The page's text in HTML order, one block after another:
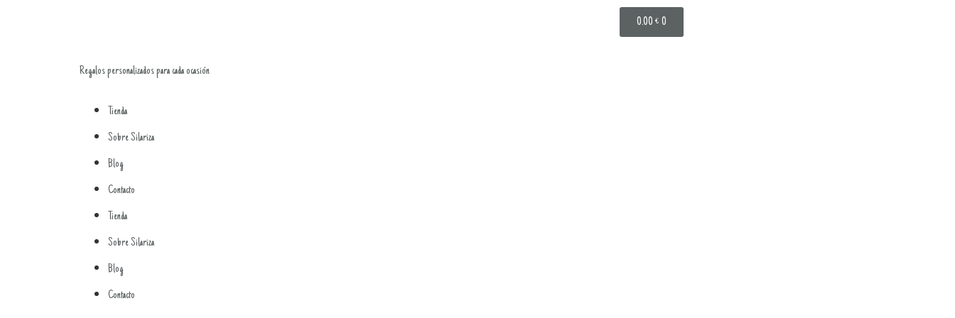
0.00 € 0
Regalos personalizados para cada ocasión
Tienda
Sobre Silariza
Blog
Contacto
Tienda
Sobre Silariza
Blog
Contacto